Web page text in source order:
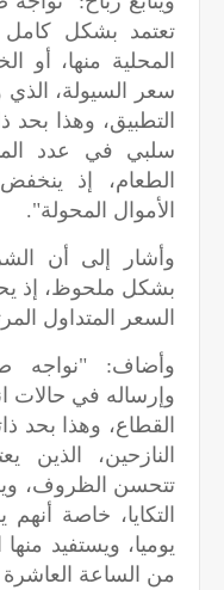
تعتمد بشكل كامل
المحلية منها، أو
التطبيق، وهذا بحد
سلبي في عدد
الطعام، إذ
الأموال المحولة".
وأشار إلى أن
السعر المتداول
وأضاف: "نواجه
وإرساله في حالات
القطاع، وهذا بحد
النازحين، الذين
تتحسن الظروف،
التكايا، خاصة
يوميا، ويستفيد
من الساعة العاشرة